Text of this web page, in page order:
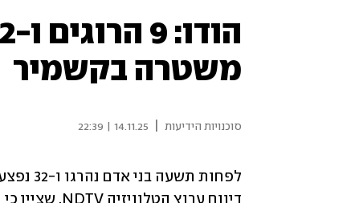
משטרה בקשמיר
סוכנויות הידיעות 14.11.25 | 22:39